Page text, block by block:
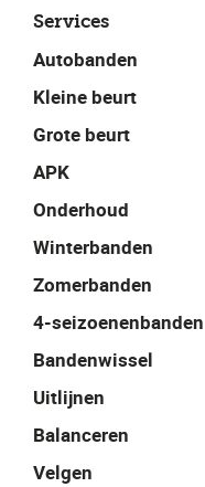
Services
Autobanden
Kleine beurt
Grote beurt
APK
Onderhoud
Winterbanden
Zomerbanden
4-seizoenenbanden
Bandenwissel
Uitlijnen
Balanceren
Velgen